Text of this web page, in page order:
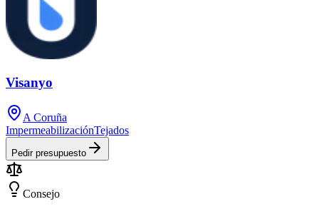
Visanyo
A Coruña
ImpermeabilizaciónTejados
Pedir presupuesto
Consejo